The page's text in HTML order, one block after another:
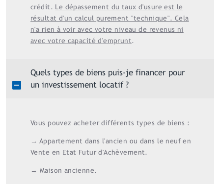
crédit. Le dépassement du taux d'usure est le
résultat d'un calcul purement "technique". Cela
n'a rien à voir avec votre niveau de revenus ni
avec votre capacité d'emprunt.
Quels types de biens puis-je financer pour
un investissement locatif ?
Vous pouvez acheter différents types de biens :
→ Appartement dans l'ancien ou dans le neuf en
Vente en Etat Futur d'Achèvement.
→ Maison ancienne.